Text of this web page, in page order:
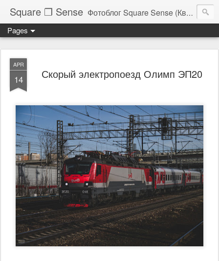
Square ❐ Sense Фотоблог Square Sense (Квадратное Чувство)
Pages
APR
14 Скорый электропоезд Олимп ЭП20